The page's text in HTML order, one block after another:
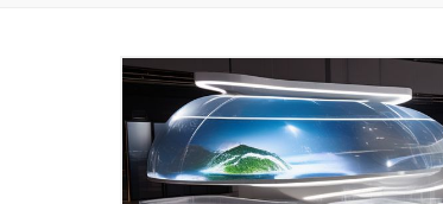
幻影成像
数字沙盘
特效屏幕
区域负责人